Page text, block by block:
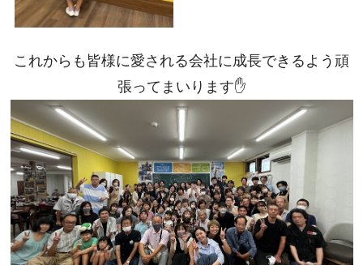
これからも皆様に愛される会社に成長できるよう頑
張ってまいります✋